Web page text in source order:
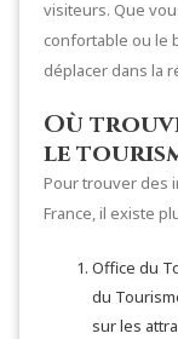
visiteurs. Que
confortable ou le
déplacer dans la
Où
le
Pour trouver des
France, il existe
Office du
du
sur les